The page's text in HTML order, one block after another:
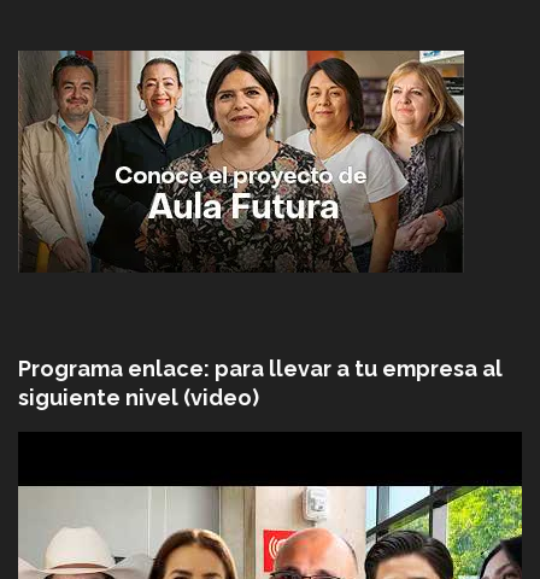
Programa enlace: para llevar a tu empresa al
siguiente nivel (video)